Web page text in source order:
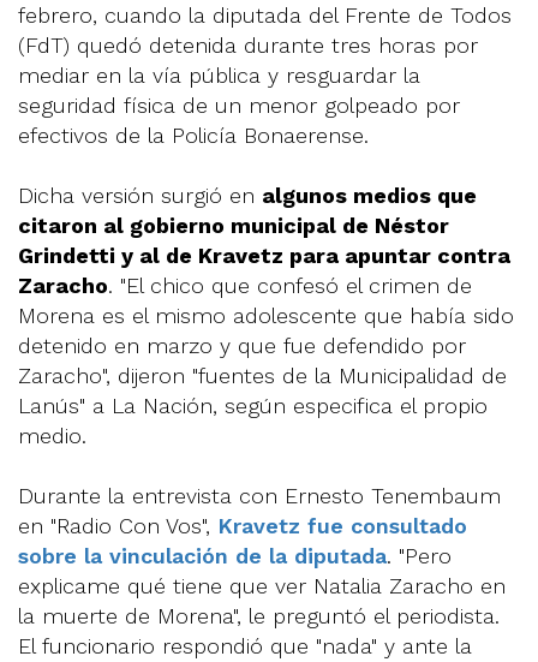
febrero, cuando la diputada del Frente de Todos
(FdT) quedó detenida durante tres horas por
mediar en la vía pública y resguardar la
seguridad física de un menor golpeado por
efectivos de la Policía Bonaerense.
Dicha versión surgió en algunos medios que
citaron al gobierno municipal de Néstor
Grindetti y al de Kravetz para apuntar contra
Zaracho. "El chico que confesó el crimen de
Morena es el mismo adolescente que había sido
detenido en marzo y que fue defendido por
Zaracho", dijeron "fuentes de la Municipalidad de
Lanús" a La Nación, según especifica el propio
medio.
Durante la entrevista con Ernesto Tenembaum
en "Radio Con Vos", Kravetz fue consultado
sobre la vinculación de la diputada. "Pero
explicame qué tiene que ver Natalia Zaracho en
la muerte de Morena", le preguntó el periodista.
El funcionario respondió que "nada" y ante la